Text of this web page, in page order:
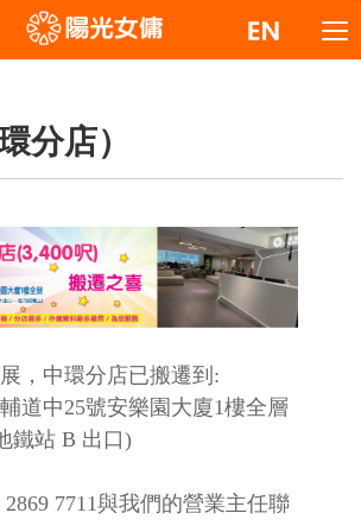
分店）
，中環分店已搬遷到:
道中25號安樂園大廈1樓全層
鐵站 B 出口)
2869 7711與我們的營業主任聯